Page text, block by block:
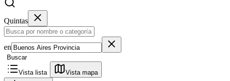
Quintas
en
Buscar
Vista lista Vista mapa